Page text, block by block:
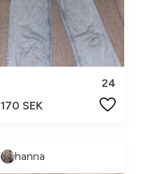
24
170 SEK
hanna